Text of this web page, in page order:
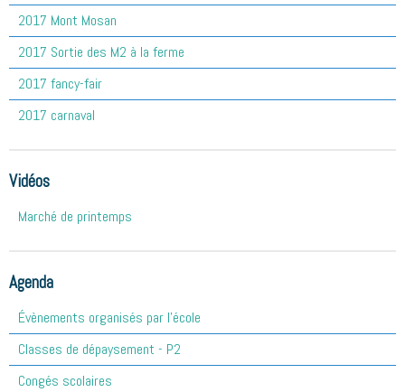
2017 Mont Mosan
2017 Sortie des M2 à la ferme
2017 fancy-fair
2017 carnaval
Vidéos
Marché de printemps
Agenda
Évènements organisés par l'école
Classes de dépaysement - P2
Congés scolaires